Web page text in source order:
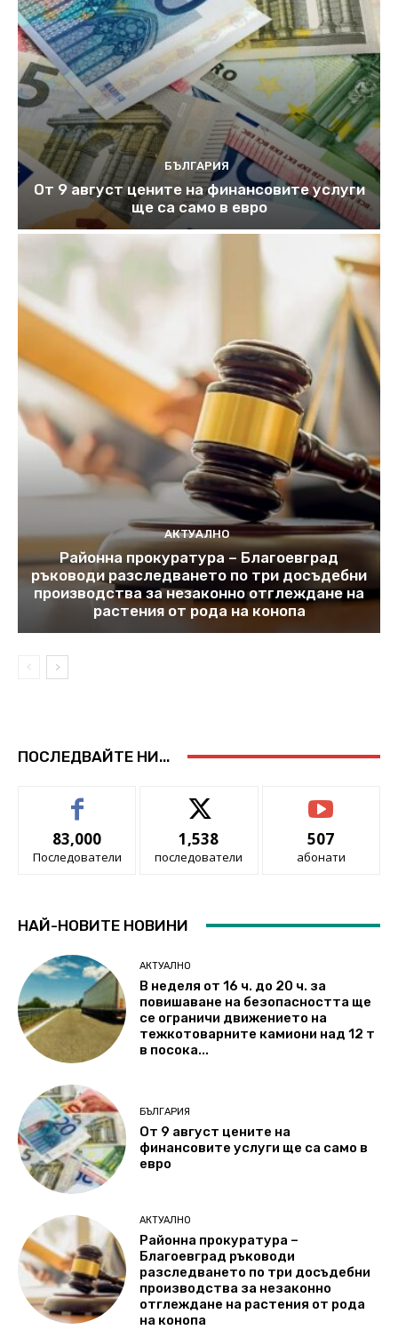
БЪЛГАРИЯ
От 9 август цените на финансовите услуги
ще са само в евро
АКТУАЛНО
Районна прокуратура – Благоевград
ръководи разследването по три досъдебни
производства за незаконно отглеждане на
растения от рода на конопа
ПОСЛЕДВАЙТЕ НИ...
83,000
Последователи
1,538
последователи
507
абонати
НАЙ-НОВИТЕ НОВИНИ
АКТУАЛНО
В неделя от 16 ч. до 20 ч. за
повишаване на безопасността ще
се ограничи движението на
тежкотоварните камиони над 12 т
в посока...
БЪЛГАРИЯ
От 9 август цените на
финансовите услуги ще са само в
евро
АКТУАЛНО
Районна прокуратура –
Благоевград ръководи
разследването по три досъдебни
производства за незаконно
отглеждане на растения от рода
на конопа